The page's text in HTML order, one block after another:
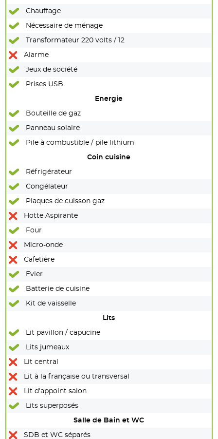
Chauffage
Nécessaire de ménage
Transformateur 220 volts / 12
Alarme
Jeux de société
Prises USB
Energie
Bouteille de gaz
Panneau solaire
Pile à combustible / pile lithium
Coin cuisine
Réfrigérateur
Congélateur
Plaques de cuisson gaz
Hotte Aspirante
Four
Micro-onde
Cafetière
Evier
Batterie de cuisine
Kit de vaisselle
Lits
Lit pavillon / capucine
Lits jumeaux
Lit central
Lit à la française ou transversal
Lit d'appoint salon
Lits superposés
Salle de Bain et WC
SDB et WC séparés